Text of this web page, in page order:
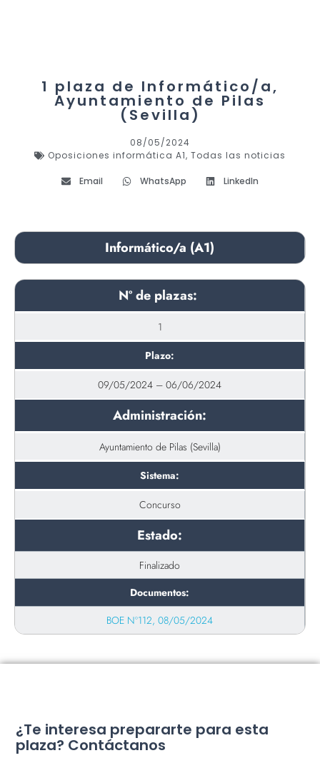
1 plaza de Informático/a,
Ayuntamiento de Pilas
(Sevilla)
08/05/2024
Oposiciones informática A1, Todas las noticias
Email WhatsApp LinkedIn
Informático/a (A1)
Nº de plazas:
1
Plazo:
09/05/2024 – 06/06/2024
Administración:
Ayuntamiento de Pilas (Sevilla)
Sistema:
Concurso
Estado:
Finalizado
Documentos:
BOE Nº112, 08/05/2024
¿Te interesa prepararte para esta
plaza? Contáctanos